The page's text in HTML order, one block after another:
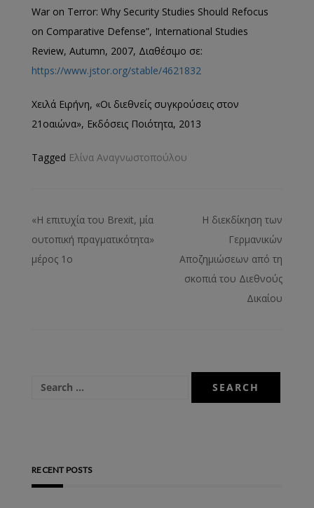
War on Terror: Why Security Studies Should Refocus
on Comparative Defense”, International Studies
Review, Autumn, 2007, Διαθέσιμο σε:
https://www.jstor.org/stable/4621832
Χειλά Ειρήνη, «Οι διεθνείς συγκρούσεις στον
21 οαιώνα», Εκδόσεις Ποιότητα, 2013
Tagged Ελίνα Αναγνωστοπούλου
«Η επιτυχία του Brexit, μία
ουτοπική πραγματικότητα»
μέρος 1ο
Η διεκδίκηση των
Γερμανικών
Αποζημιώσεων από τη
σκοπιά του Διεθνούς
Δικαίου
RECENT POSTS